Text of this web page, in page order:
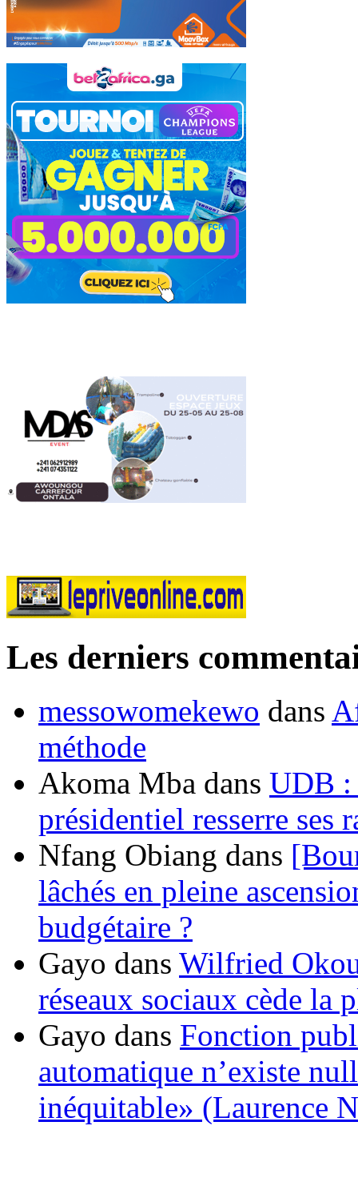
Les derniers
messowomekewo dans
méthode
Akoma Mba dans UDB :
présidentiel resserre ses
Nfang Obiang dans
lâchés en pleine
budgétaire ?
Gayo dans Wilfried
réseaux sociaux cède la
Gayo dans Fonction
automatique n’existe
inéquitable» (Laurence